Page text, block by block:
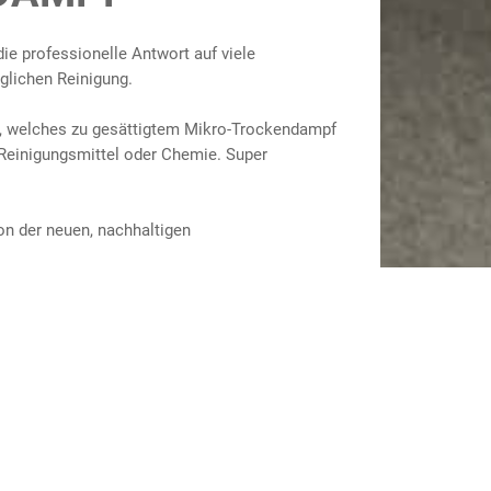
professionelle Antwort auf viele
Reinigung.
welches zu gesättigtem Mikro-Trockendampf
oder Chemie. Super
der neuen, nachhaltigen